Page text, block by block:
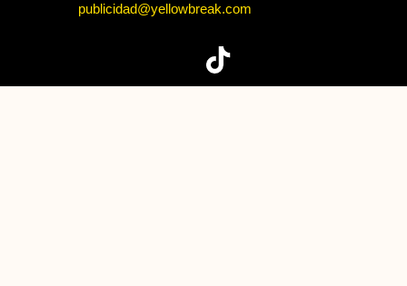
publicidad@yellowbreak.com